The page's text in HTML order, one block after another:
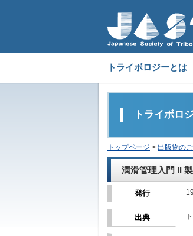
トライボロジーとは
トライボロ
トップページ > 出版物の
潤滑管理入門 II
発行
出典